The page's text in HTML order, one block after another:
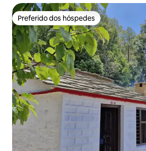
Preferido dos hóspedes
Preferido dos hóspedes